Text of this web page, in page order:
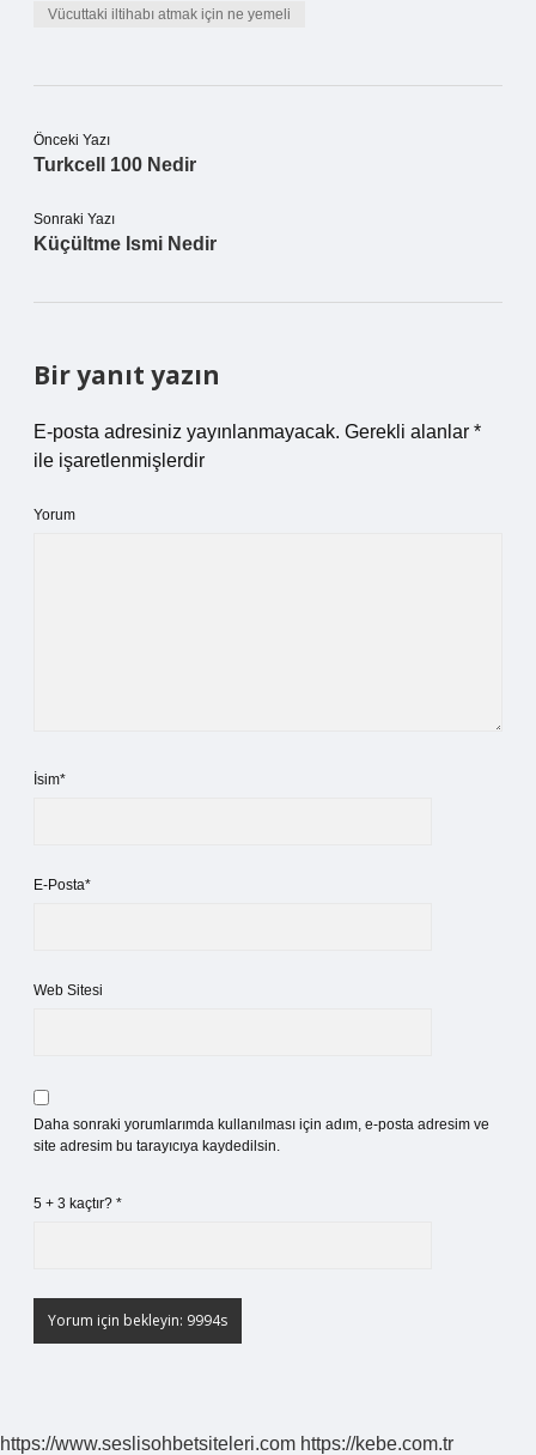
Vücuttaki iltihabı atmak için ne yemeli
Önceki Yazı
Turkcell 100 Nedir
Sonraki Yazı
Küçültme Ismi Nedir
Bir yanıt yazın
E-posta adresiniz yayınlanmayacak. Gerekli alanlar *
ile işaretlenmişlerdir
Yorum
İsim*
E-Posta*
Web Sitesi
Daha sonraki yorumlarımda kullanılması için adım, e-posta adresim ve
site adresim bu tarayıcıya kaydedilsin.
5 + 3 kaçtır? *
https://www.seslisohbetsiteleri.com https://kebe.com.tr